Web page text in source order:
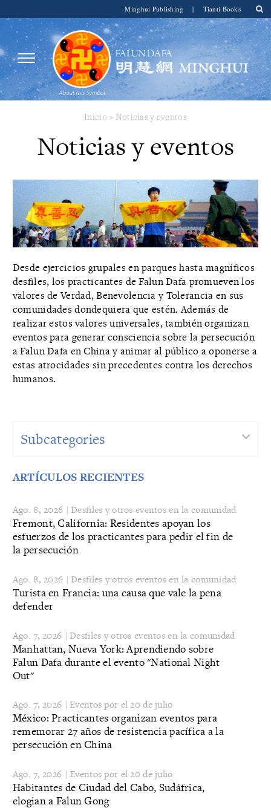
Minghui Publishing | Tianti Books
Inicio > Noticias y eventos
Noticias y eventos
Desde ejercicios grupales en parques hasta magníficos
desfiles, los practicantes de Falun Dafa promueven los
valores de Verdad, Benevolencia y Tolerancia en sus
comunidades dondequiera que estén. Además de
realizar estos valores universales, también organizan
eventos para generar consciencia sobre la persecución
a Falun Dafa en China y animar al público a oponerse a
estas atrocidades sin precedentes contra los derechos
humanos.
Subcategories
ARTÍCULOS RECIENTES
Ago. 8, 2026 | Desfiles y otros eventos en la comunidad
Fremont, California: Residentes apoyan los
esfuerzos de los practicantes para pedir el fin de
la persecución
Ago. 8, 2026 | Desfiles y otros eventos en la comunidad
Turista en Francia: una causa que vale la pena
defender
Ago. 7, 2026 | Desfiles y otros eventos en la comunidad
Manhattan, Nueva York: Aprendiendo sobre
Falun Dafa durante el evento "National Night
Out"
Ago. 7, 2026 | Eventos por el 20 de julio
México: Practicantes organizan eventos para
rememorar 27 años de resistencia pacífica a la
persecución en China
Ago. 7, 2026 | Eventos por el 20 de julio
Habitantes de Ciudad del Cabo, Sudáfrica,
elogian a Falun Gong